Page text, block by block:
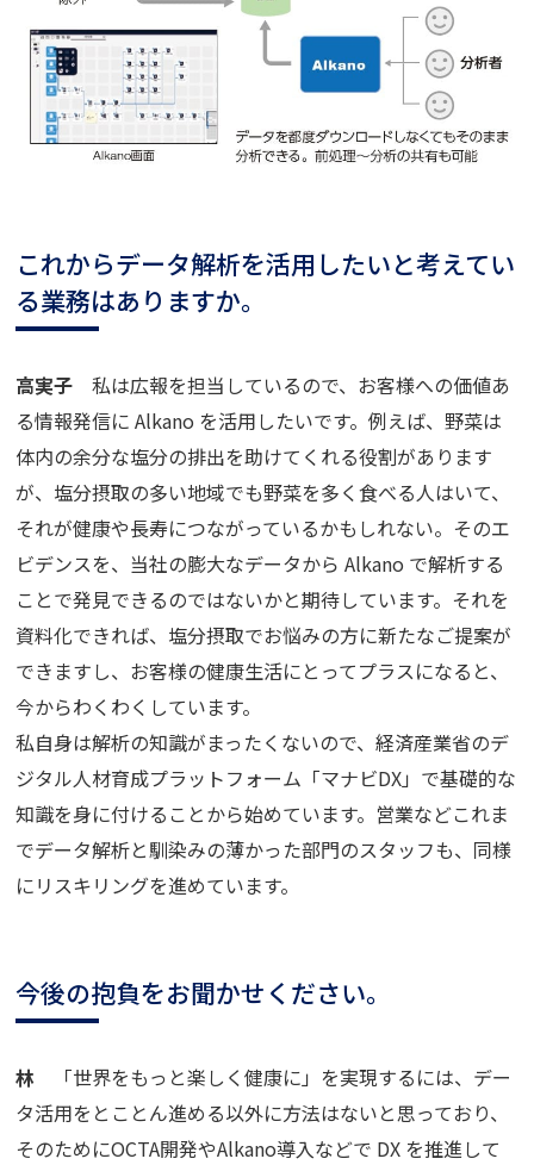
これからデータ解析を活用したいと考えてい
る業務はありますか。
高実子 私は広報を担当しているので、お客様への価値あ
る情報発信に Alkano を活用したいです。例えば、野菜は
体内の余分な塩分の排出を助けてくれる役割があります
が、塩分摂取の多い地域でも野菜を多く食べる人はいて、
それが健康や長寿につながっているかもしれない。そのエ
ビデンスを、当社の膨大なデータから Alkano で解析する
ことで発見できるのではないかと期待しています。それを
資料化できれば、塩分摂取でお悩みの方に新たなご提案が
できますし、お客様の健康生活にとってプラスになると、
今からわくわくしています。
私自身は解析の知識がまったくないので、経済産業省のデ
ジタル人材育成プラットフォーム「マナビDX」で基礎的な
知識を身に付けることから始めています。営業などこれま
でデータ解析と馴染みの薄かった部門のスタッフも、同様
にリスキリングを進めています。
今後の抱負をお聞かせください。
林 「世界をもっと楽しく健康に」を実現するには、デー
タ活用をとことん進める以外に方法はないと思っており、
そのためにOCTA開発やAlkano導入などで DX を推進して